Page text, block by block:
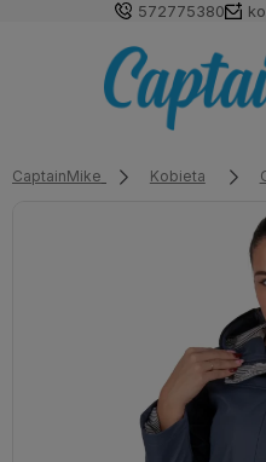
572775380
CaptainMike Kobieta